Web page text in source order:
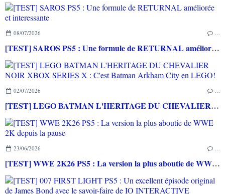
08/07/2026
[TEST] SAROS PS5 : Une formule de RETURNAL améliorée et interessante
02/07/2026
[TEST] LEGO BATMAN L'HERITAGE DU CHEVALIER NOIR XBOX SERIES X : C'est Batman Arkham City en LEGO!
23/06/2026
[TEST] WWE 2K26 PS5 : La version la plus aboutie de WWE 2K depuis la pause